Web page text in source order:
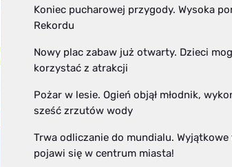
Koniec pucharowej przygody. Wysoka
Rekordu
Nowy plac zabaw już otwarty. Dzieci
korzystać z atrakcji
Pożar w lesie. Ogień objął młodnik,
sześć zrzutów wody
Trwa odliczanie do mundialu.
pojawi się w centrum miasta!